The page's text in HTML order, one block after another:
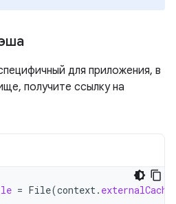
для приложения, в
получите ссылку на
= File(context.